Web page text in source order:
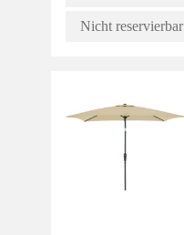
Nicht reservierbar